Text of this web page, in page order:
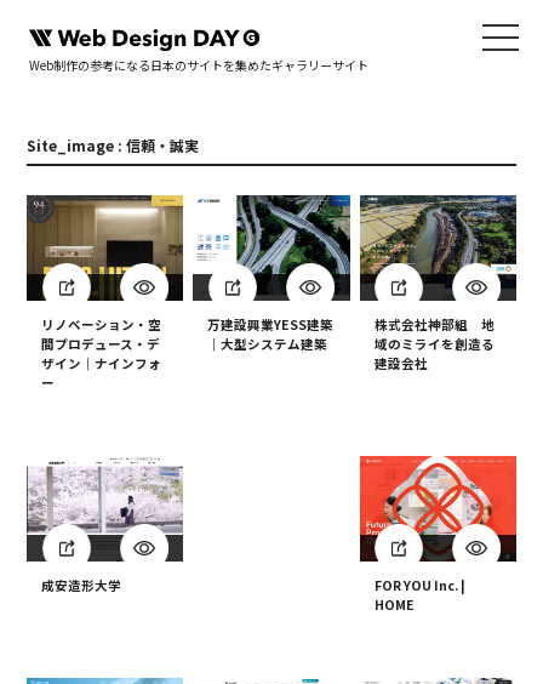
Web制作の参考になる日本のサイトを集めたギャラリーサイト
Site_image : 信頼・誠実
リノベーション・空
間プロデュース・デ
ザイン｜ナインフォ
ー
万建設興業YESS建築
｜大型システム建築
株式会社神部組 地
域のミライを創造る
建設会社
成安造形大学
FOR YOU Inc. |
HOME